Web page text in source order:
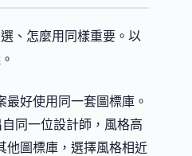
、怎麼用同樣重要。以
最好使用同一套圖標庫。
自同一位設計師，風格高
他圖標庫，選擇風格相近